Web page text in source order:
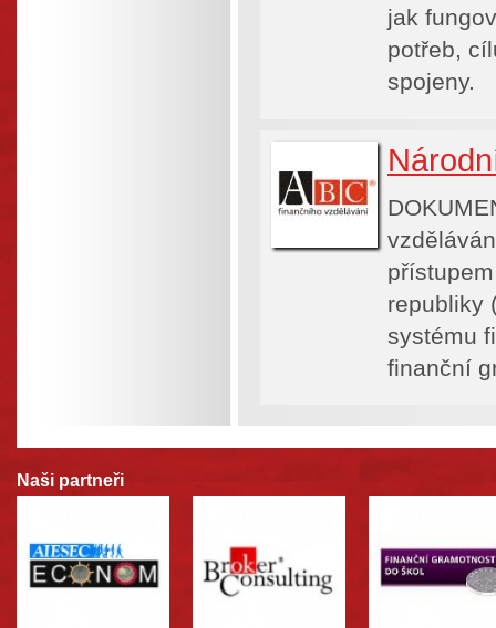
jak
potřeb,
spojeny.
republiky
systému
finanční
Naši partneři